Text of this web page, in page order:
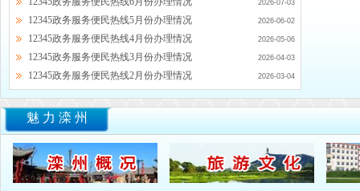
2026-07-03
12345政务服务便民热线5月份办理情况 2026-06-02
12345政务服务便民热线4月份办理情况 2026-05-06
12345政务服务便民热线3月份办理情况 2026-04-03
12345政务服务便民热线2月份办理情况 2026-03-04
魅力滦州